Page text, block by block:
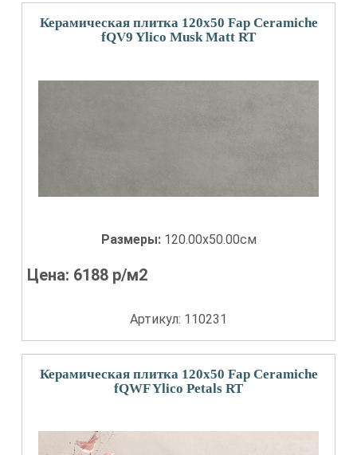
Керамическая плитка 120x50 Fap Ceramiche
fQV9 Ylico Musk Matt RT
Размеры: 120.00x50.00см
Цена: 6188 р/м2
Артикул: 110231
Керамическая плитка 120x50 Fap Ceramiche
fQWF Ylico Petals RT